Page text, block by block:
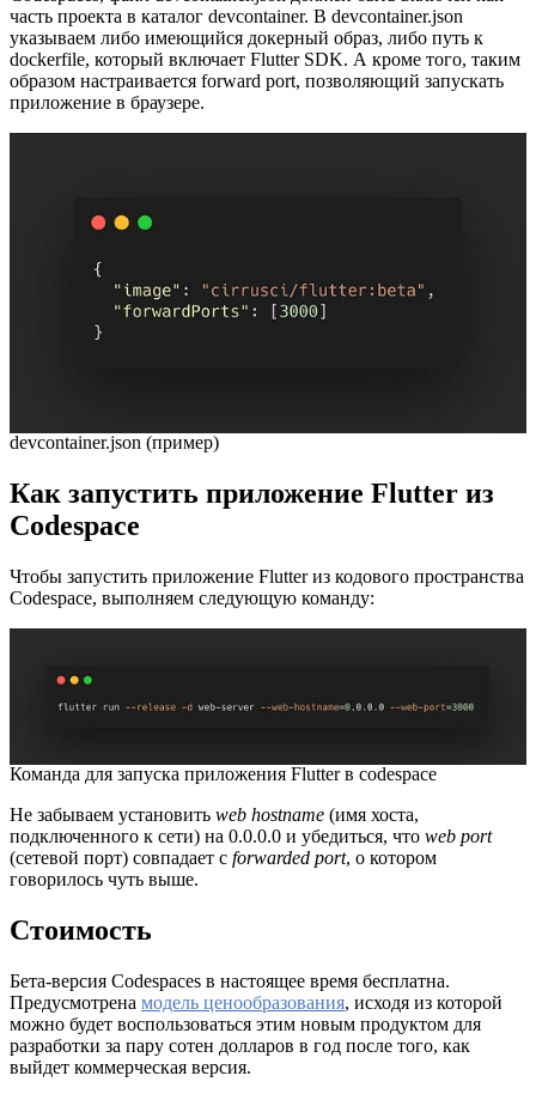
часть проекта в каталог devcontainer. В devcontainer.json
указываем либо имеющийся докерный образ, либо путь к
dockerfile, который включает Flutter SDK. А кроме того, таким
образом настраивается forward port, позволяющий запускать
приложение в браузере.
devcontainer.json (пример)
Как запустить приложение Flutter из
Codespace
Чтобы запустить приложение Flutter из кодового пространства
Codespace, выполняем следующую команду:
Команда для запуска приложения Flutter в codespace
Не забываем установить web hostname (имя хоста,
подключенного к сети) на 0.0.0.0 и убедиться, что web port
(сетевой порт) совпадает с forwarded port, о котором
говорилось чуть выше.
Стоимость
Бета-версия Codespaces в настоящее время бесплатна.
Предусмотрена модель ценообразования, исходя из которой
можно будет воспользоваться этим новым продуктом для
разработки за пару сотен долларов в год после того, как
выйдет коммерческая версия.